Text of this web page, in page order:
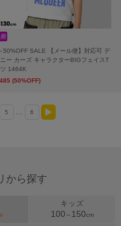
50%OFF SALE 【メール便】対応可 デ
ニー カーズ キャラクターBIGフェイスT
1464K
(50%OFF)
5 6
から探す
キッズ
100 ～ 150cm